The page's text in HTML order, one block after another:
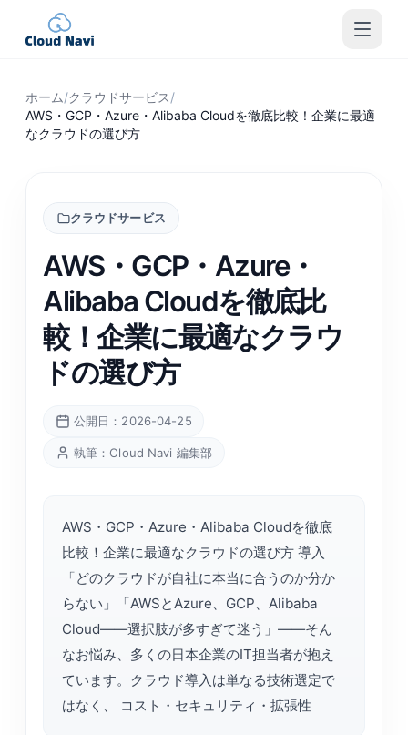
ホーム/クラウドサービス/
AWS・GCP・Azure・Alibaba Cloudを徹底比較！企業に最適
なクラウドの選び方
クラウドサービス
AWS・GCP・Azure・
Alibaba Cloudを徹底比
較！企業に最適なクラウ
ドの選び方
公開日：2026-04-25
執筆：Cloud Navi 編集部
AWS・GCP・Azure・Alibaba Cloudを徹底
比較！企業に最適なクラウドの選び方 導入
「どのクラウドが自社に本当に合うのか分か
らない」「AWSとAzure、GCP、Alibaba
Cloud——選択肢が多すぎて迷う」——そん
なお悩み、多くの日本企業のIT担当者が抱え
ています。クラウド導入は単なる技術選定で
はなく、 コスト・セキュリティ・拡張性